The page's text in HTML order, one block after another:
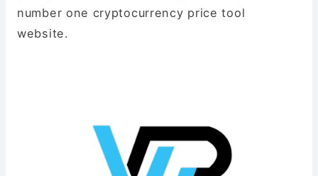
number one cryptocurrency price tool
website.